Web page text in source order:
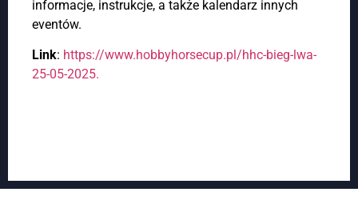
informacje, instrukcje, a także kalendarz innych
eventów.
Link: https://www.hobbyhorsecup.pl/hhc-bieg-lwa-
25-05-2025.